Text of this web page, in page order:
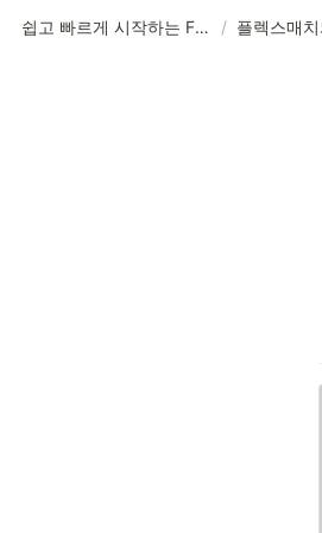
쉽고 빠르게 시작하는 FLEX 가이드 /